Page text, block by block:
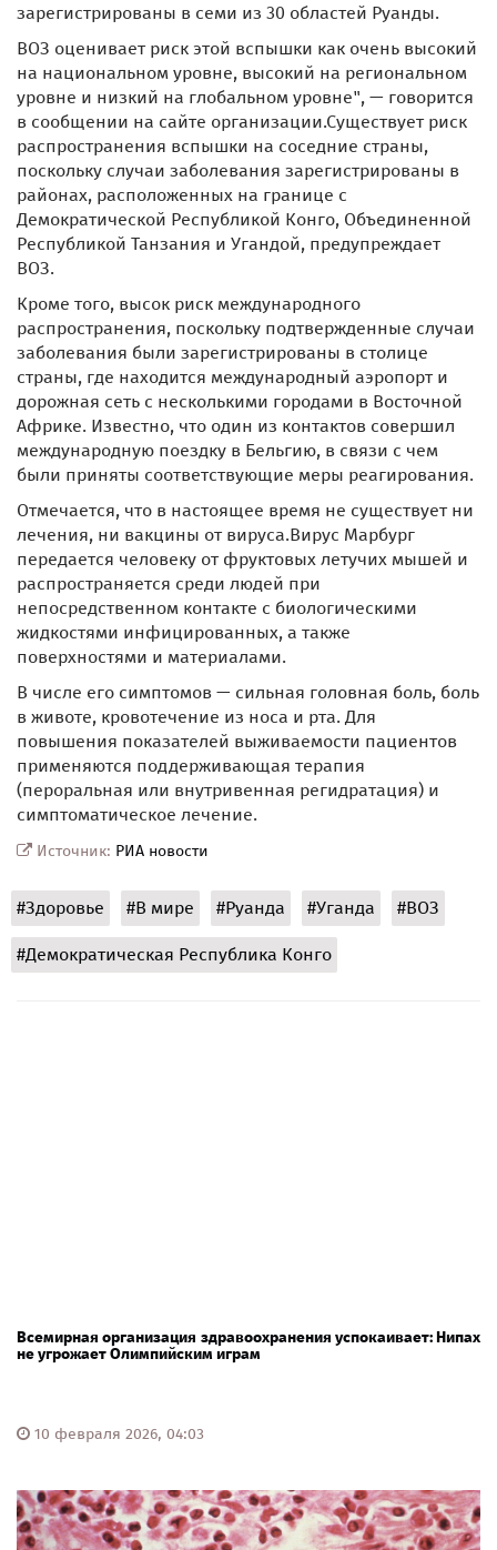
зарегистрированы в семи из 30 областей Руанды.
ВОЗ оценивает риск этой вспышки как очень высокий
на национальном уровне, высокий на региональном
уровне и низкий на глобальном уровне", — говорится
в сообщении на сайте организации.Существует риск
распространения вспышки на соседние страны,
поскольку случаи заболевания зарегистрированы в
районах, расположенных на границе с
Демократической Республикой Конго, Объединенной
Республикой Танзания и Угандой, предупреждает
ВОЗ.
Кроме того, высок риск международного
распространения, поскольку подтвержденные случаи
заболевания были зарегистрированы в столице
страны, где находится международный аэропорт и
дорожная сеть с несколькими городами в Восточной
Африке. Известно, что один из контактов совершил
международную поездку в Бельгию, в связи с чем
были приняты соответствующие меры реагирования.
Отмечается, что в настоящее время не существует ни
лечения, ни вакцины от вируса.Вирус Марбург
передается человеку от фруктовых летучих мышей и
распространяется среди людей при
непосредственном контакте с биологическими
жидкостями инфицированных, а также
поверхностями и материалами.
В числе его симптомов — сильная головная боль, боль
в животе, кровотечение из носа и рта. Для
повышения показателей выживаемости пациентов
применяются поддерживающая терапия
(пероральная или внутривенная регидратация) и
симптоматическое лечение.
Источник: РИА новости
#Здоровье #В мире #Руанда #Уганда #ВОЗ
#Демократическая Республика Конго
Всемирная организация здравоохранения успокаивает: Нипах
не угрожает Олимпийским играм
10 февраля 2026, 04:03